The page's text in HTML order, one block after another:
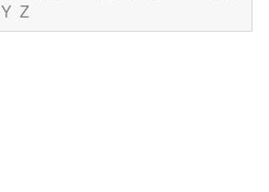
Y Z